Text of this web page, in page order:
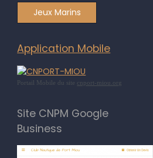
Jeux Marins
Application Mobile
Portail Mobile du site cnport-miou.org
Site CNPM Google
Business